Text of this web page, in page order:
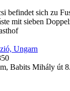
befindet sich zu
mit sieben
Ungarn
, Babits Mihály út 8.